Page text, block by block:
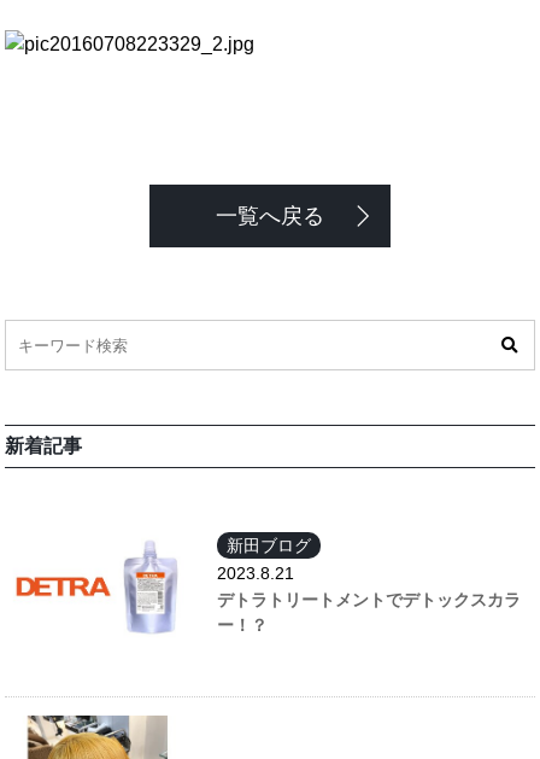
一覧へ戻る
新着記事
新田ブログ
2023.8.21
デトラトリートメントでデトックスカラ
ー！？